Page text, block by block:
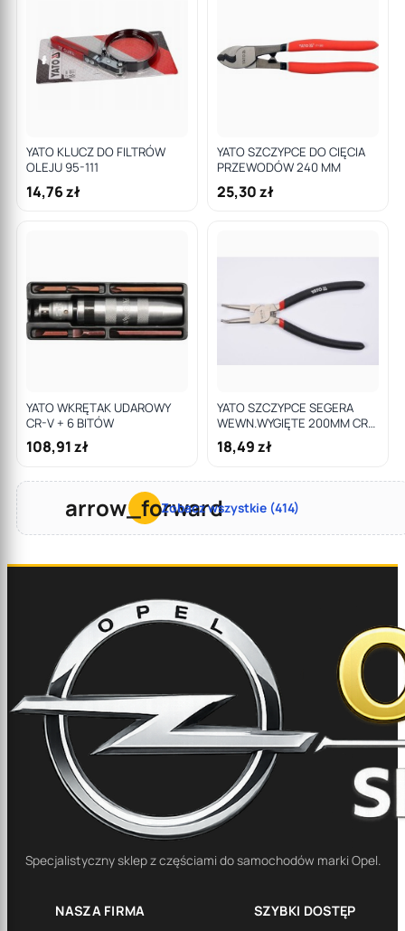
YATO KLUCZ DO FILTRÓW
OLEJU 95-111
14,76 zł
YATO WKRĘTAK UDAROWY
CR-V + 6 BITÓW
108,91 zł
YATO SZCZYPCE DO CIĘCIA
PRZEWODÓW 240 MM
25,30 zł
YATO SZCZYPCE SEGERA
WEWN.WYGIĘTE 200MM CR-
V
18,49 zł
arrow_forwardZobacz wszystkie (414)
Specjalistyczny sklep z częściami do samochodów marki Opel.
NASZA FIRMA
SZYBKI DOSTĘP